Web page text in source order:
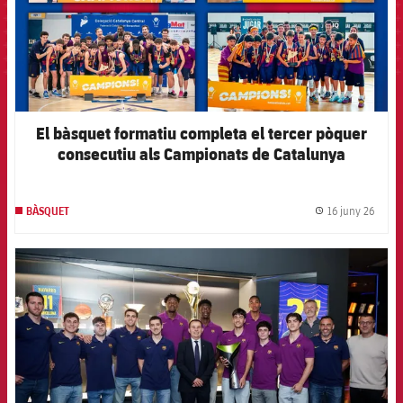
El bàsquet formatiu completa el tercer pòquer
consecutiu als Campionats de Catalunya
BÀSQUET 16 juny 26